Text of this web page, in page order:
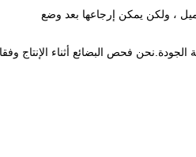
، ولكن يمكن إرجاعها بعد وضع
فحص البضائع أثناء الإنتاج وفقا